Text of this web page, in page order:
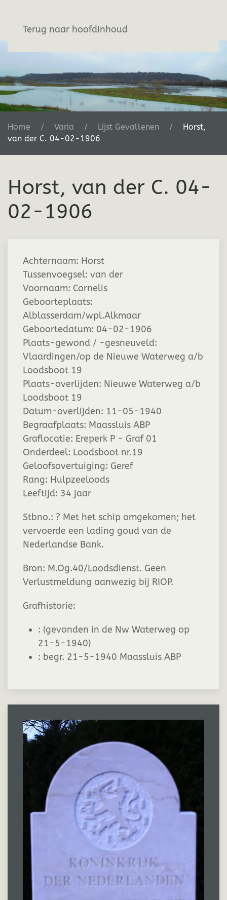
Terug naar hoofdinhoud
Home Varia Lijst Gevallenen
Horst,
van der C. 04-02-1906
Horst, van der C. 04-
02-1906
Achternaam: Horst
Tussenvoegsel: van der
Voornaam: Cornelis
Geboorteplaats:
Alblasserdam/wpl.Alkmaar
Geboortedatum: 04-02-1906
Plaats-gewond / -gesneuveld:
Vlaardingen/op de Nieuwe Waterweg a/b
Loodsboot 19
Plaats-overlijden: Nieuwe Waterweg a/b
Loodsboot 19
Datum-overlijden: 11-05-1940
Begraafplaats: Maassluis ABP
Graflocatie: Ereperk P - Graf 01
Onderdeel: Loodsboot nr.19
Geloofsovertuiging: Geref
Rang: Hulpzeeloods
Leeftijd: 34 jaar
Stbno.: ? Met het schip omgekomen; het
vervoerde een lading goud van de
Nederlandse Bank.
Bron: M.Og.40/Loodsdienst. Geen
Verlustmeldung aanwezig bij RIOP.
Grafhistorie:
: (gevonden in de Nw Waterweg op
21-5-1940)
: begr. 21-5-1940 Maassluis ABP